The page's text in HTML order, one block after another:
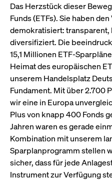
Das Herzstück dieser
Funds (ETFs). Sie haben
demokratisiert:
diversifiziert. Die
15,1 Millionen ETF-
Heimat des europäischen
unserem Handelsplatz
Fundament. Mit über 2.700
wir eine in Europa
Plus von knapp 400 Fonds
Jahren waren es gerade
Kombination mit unserem
Sparplanprogramm stellen
sicher, dass für jede
Instrument zur Verfügung
Name
_pk_id.7.931a
Name